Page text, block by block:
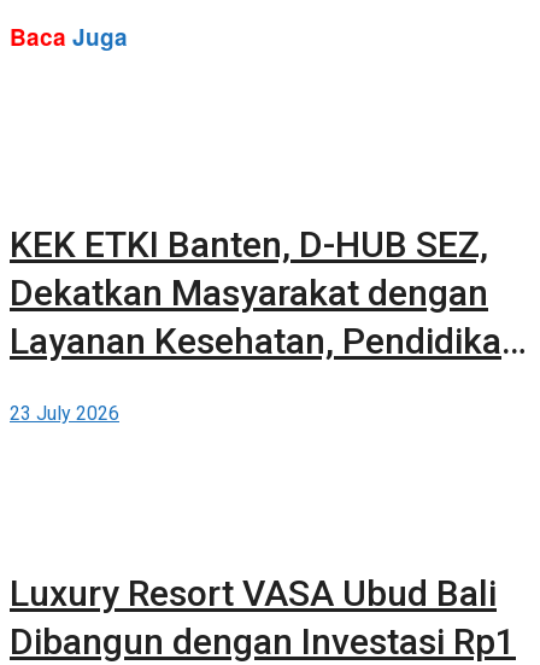
Baca Juga
KEK ETKI Banten, D-HUB SEZ,
Dekatkan Masyarakat dengan
Layanan Kesehatan, Pendidikan,
BSD City
23 July 2026
Luxury Resort VASA Ubud Bali
Dibangun dengan Investasi Rp1